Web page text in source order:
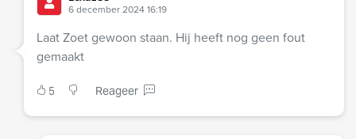
6 december 2024 16:19
Laat Zoet gewoon staan. Hij heeft nog geen fout
gemaakt
5 Reageer